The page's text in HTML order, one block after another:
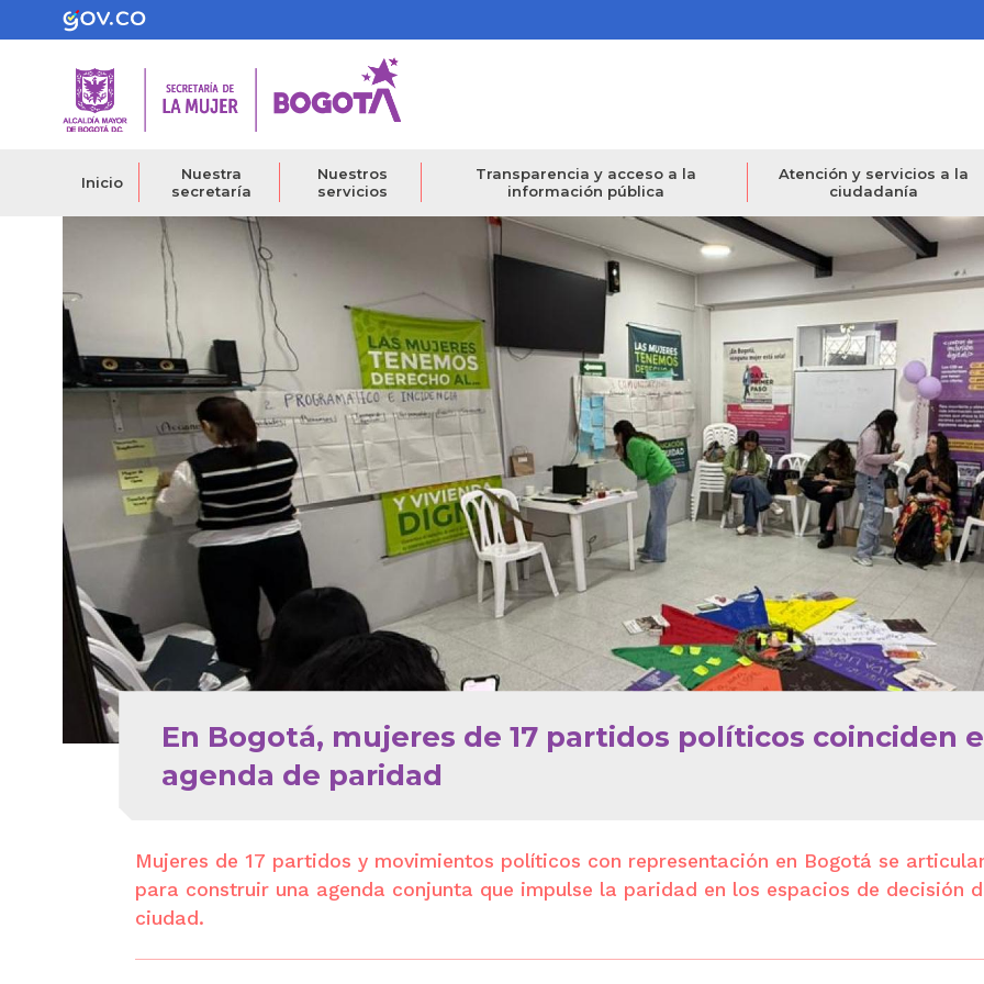
al
contenido
Inicio
Nuestra
secretaría
Nuestros
servicios
Transparencia y acceso a la
información pública
Atención y servicios a la
ciudadanía
En Bogotá, mujeres de 17 partidos políticos coinciden
agenda de paridad
Mujeres de 17 partidos y movimientos políticos con representación en Bogotá se
para construir una agenda conjunta que impulse la paridad en los espacios de decisión
ciudad.